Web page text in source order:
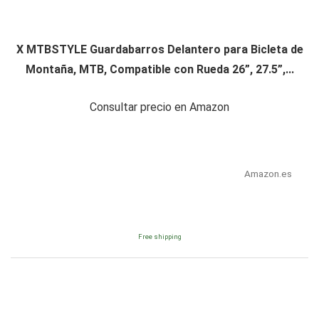
X MTBSTYLE Guardabarros Delantero para Bicleta de
Montaña, MTB, Compatible con Rueda 26”, 27.5”,...
Consultar precio en Amazon
Amazon.es
Free shipping